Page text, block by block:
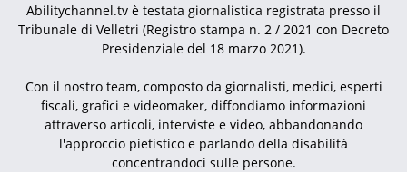
Abilitychannel.tv è testata giornalistica registrata presso il
Tribunale di Velletri (Registro stampa n. 2 / 2021 con Decreto
Presidenziale del 18 marzo 2021).
Con il nostro team, composto da giornalisti, medici, esperti
fiscali, grafici e videomaker, diffondiamo informazioni
attraverso articoli, interviste e video, abbandonando
l'approccio pietistico e parlando della disabilità
concentrandoci sulle persone.